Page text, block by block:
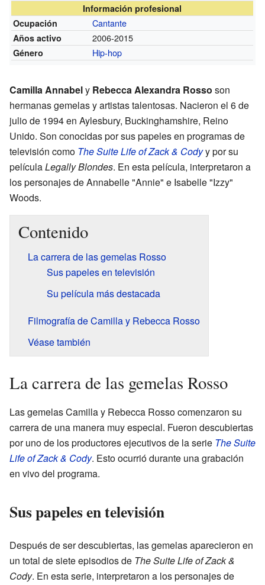
Información profesional
Ocupación
Cantante
Años activo 2006-2015
Género Hip-hop
Camilla Annabely Rebecca Alexandra Rosso son
hermanas gemelas y artistas talentosas. Nacieron el 6 de
julio de 1994 en Aylesbury, Buckinghamshire, Reino
Unido. Son conocidas por sus papeles en programas de
televisión como The Suite Life of Zack & Codyy por su
películaLegally Blondes. En esta película, interpretaron a
los personajes de Annabelle "Annie" e Isabelle "Izzy"
Woods.
Contenido
La carrera de las gemelas Rosso
Sus papeles en televisión
Su película más destacada
Filmografía de Camilla y Rebecca Rosso
Véase también
La carrera de las gemelas Rosso
Las gemelas Camilla y Rebecca Rosso comenzaron su
carrera de una manera muy especial. Fueron descubiertas
por uno de los productores ejecutivos de la serie The Suite
Life of Zack & Cody. Esto ocurrió durante una grabación
en vivo del programa.
Sus papeles en televisión
Después de ser descubiertas, las gemelas aparecieron en
un total de siete episodios de The Suite Life of Zack &
Cody. En esta serie, interpretaron a los personajes de